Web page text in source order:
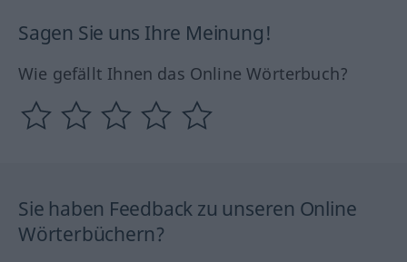
Sagen Sie uns Ihre Meinung!
Wie gefällt Ihnen das Online Wörterbuch?
Sie haben Feedback zu unseren Online
Wörterbüchern?